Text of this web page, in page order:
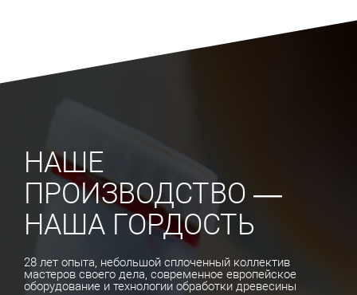
НАШЕ
ПРОИЗВОДСТВО —
НАША ГОРДОСТЬ
28 лет опыта, небольшой сплоченный коллектив
мастеров своего дела, современное европейское
оборудование и технологии обработки древесины